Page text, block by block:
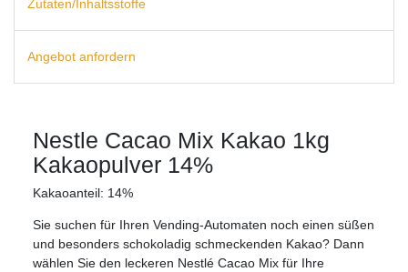
Zutaten/Inhaltsstoffe
Angebot anfordern
Nestle Cacao Mix Kakao 1kg
Kakaopulver 14%
Kakaoanteil: 14%
Sie suchen für Ihren Vending-Automaten noch einen süßen
und besonders schokoladig schmeckenden Kakao? Dann
wählen Sie den leckeren Nestlé Cacao Mix für Ihre